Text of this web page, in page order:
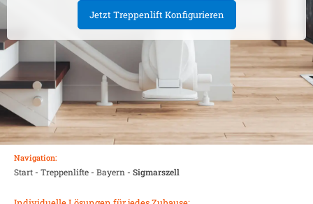
Jetzt Treppenlift Konfigurieren
Navigation:
Start- Treppenlifte- Bayern - Sigmarszell